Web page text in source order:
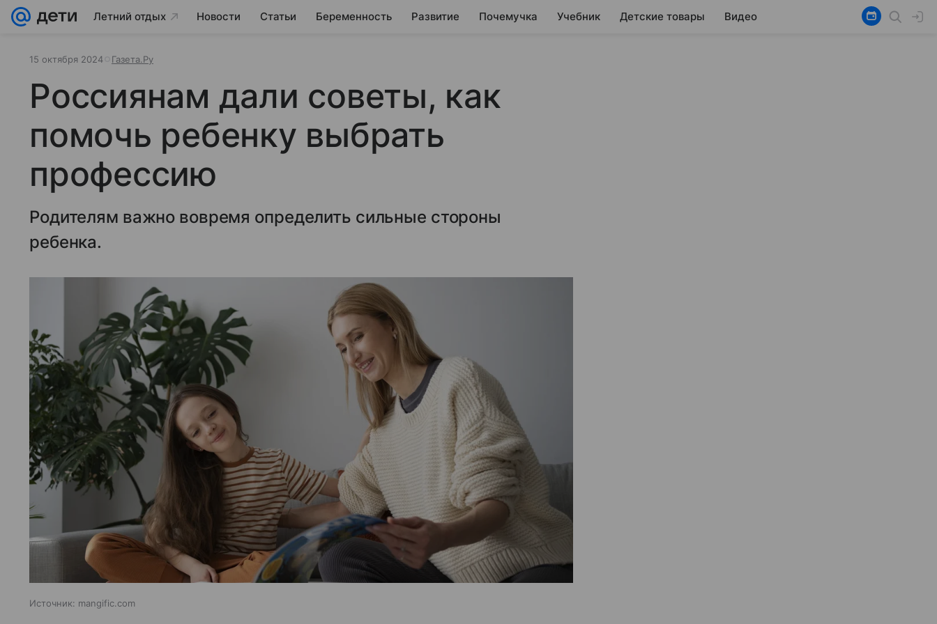
Летний отдых Новости Статьи Беременность Развитие Почемучка Учебник Детские товары Видео
15 октября 2024 Газета.Ру
Россиянам дали советы, как
помочь ребенку выбрать
профессию
Родителям важно вовремя определить сильные стороны
ребенка.
Источник: mangific.com